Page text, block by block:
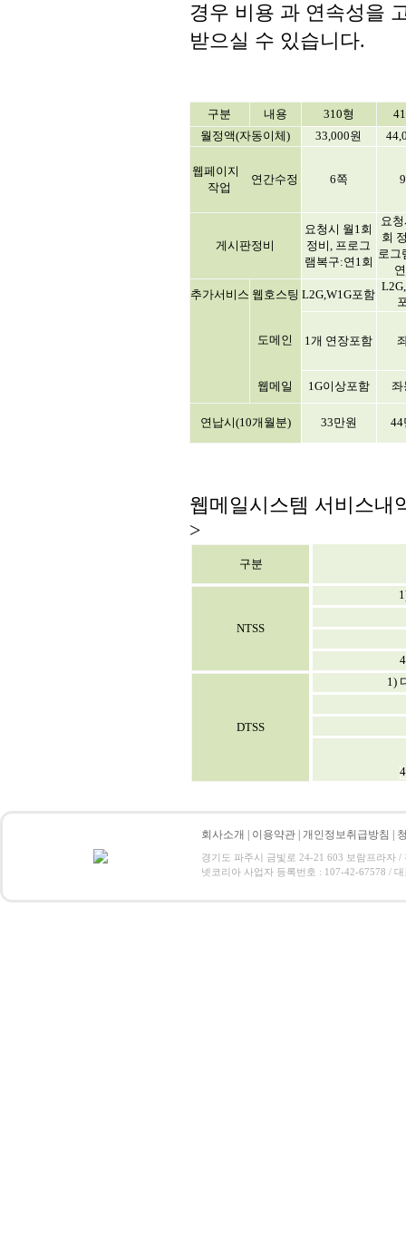
경우 비용 과 연속성을
받으실 수 있습니다.
구분 내용 310형
월정액(자동이체)
33,000원
웹페이지
작업
연간수정 6쪽
게시판정비
요청시 월1회
정비, 프로그
램복구:연1회
요
회
로그
추가서비스 웹호스팅 L2G,W1G포함
도메인 1개 연장포함
웹메일 1G이상포함
연납시(10개월분) 33만원
웹메일시스템 서비스내
>
구분
NTSS
DTSS
1)
회사소개 이용약관 개인정보취급방침
경기도 파주시 금빛로 24-21 603 보람프라자
넷코리아 사업자 등록번호 : 107-42-67578 /